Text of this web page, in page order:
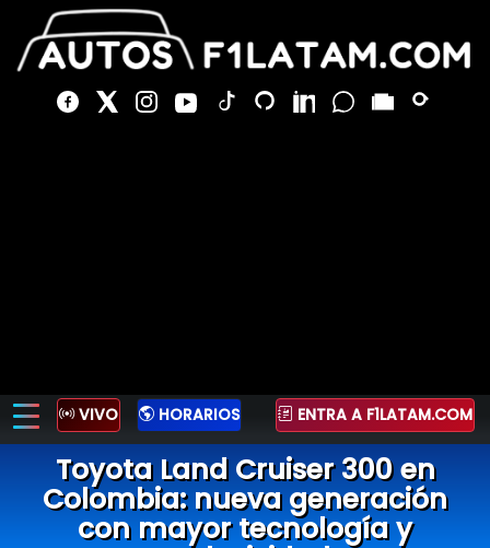
VIVO HORARIOS ENTRA A F1LATAM.COM
Toyota Land Cruiser 300 en
Colombia: nueva generación
con mayor tecnología y